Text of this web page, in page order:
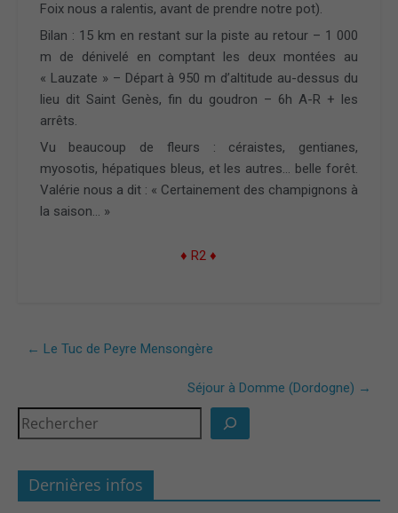
Foix nous a ralentis, avant de prendre notre pot).
Bilan : 15 km en restant sur la piste au retour – 1 000
m de dénivelé en comptant les deux montées au
« Lauzate » – Départ à 950 m d’altitude au-dessus du
lieu dit Saint Genès, fin du goudron – 6h A-R + les
arrêts.
Vu beaucoup de fleurs : céraistes, gentianes,
myosotis, hépatiques bleus, et les autres… belle forêt.
Valérie nous a dit : « Certainement des champignons à
la saison… »
♦ R2 ♦
← Le Tuc de Peyre Mensongère
Séjour à Domme (Dordogne) →
Dernières infos